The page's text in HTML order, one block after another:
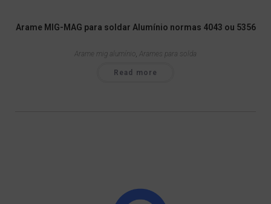
Arame MIG-MAG para soldar Alumínio normas 4043 ou 5356
Arame mig alumínio, Arames para solda
Read more